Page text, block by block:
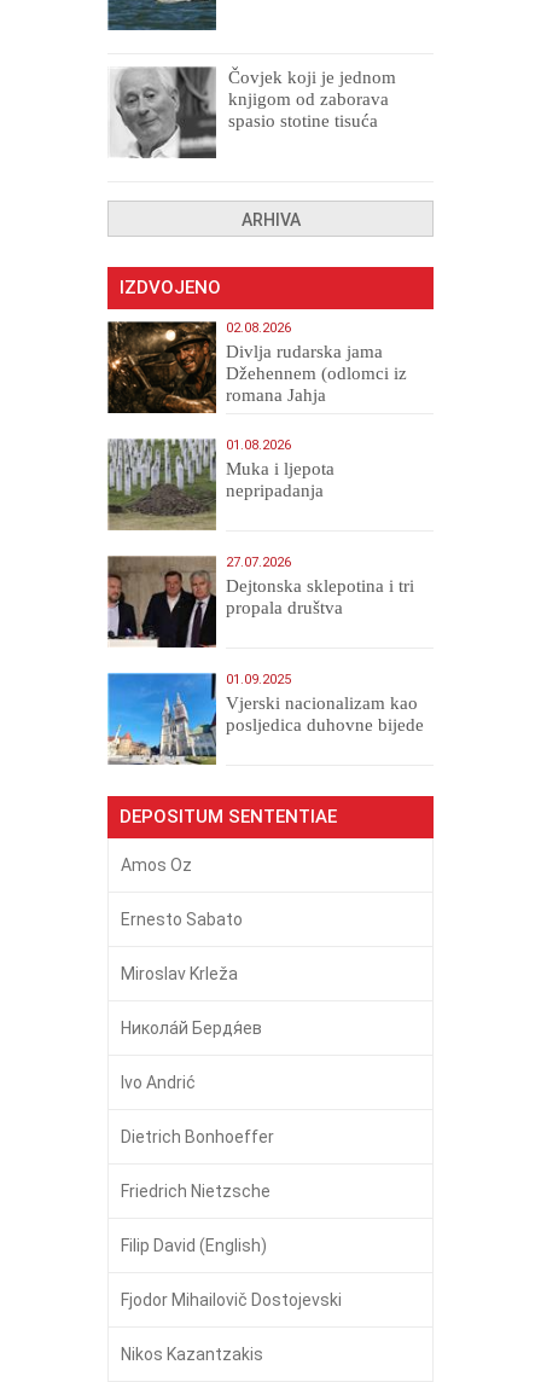
Čovjek koji je jednom
knjigom od zaborava
spasio stotine tisuća
ARHIVA
IZDVOJENO
02.08.2026
Divlja rudarska jama
Džehennem (odlomci iz
romana Jahja
01.08.2026
Muka i ljepota
nepripadanja
27.07.2026
Dejtonska sklepotina i tri
propala društva
01.09.2025
​Vjerski nacionalizam kao
posljedica duhovne bijede
DEPOSITUM SENTENTIAE
Amos Oz
Ernesto Sabato
Miroslav Krleža
Никола́й Бердя́ев
Ivo Andrić
Dietrich Bonhoeffer
Friedrich Nietzsche
Filip David (English)
Fjodor Mihailovič Dostojevski
Nikos Kazantzakis